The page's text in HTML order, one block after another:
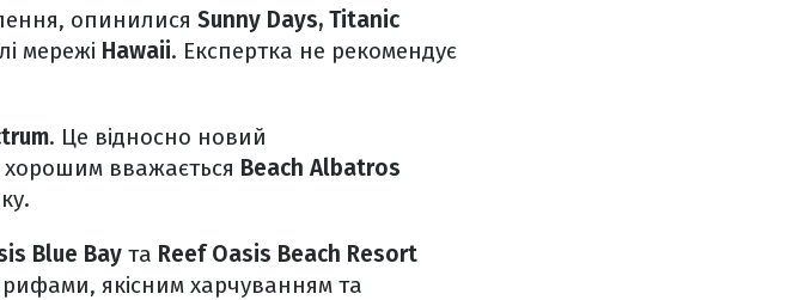
опинилися Sunny Days, Titanic
мережі Hawaii. Експертка не рекомендує
. Це відносно новий
хорошим вважається Beach Albatros
Blue Bay та Reef Oasis Beach Resort
якісним харчуванням та